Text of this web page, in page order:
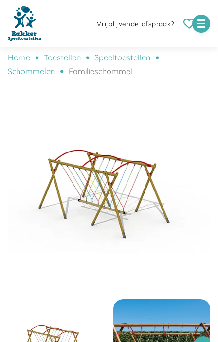
Vrijblijvende afspraak?
Home Toestellen
Speeltoestellen
Schommelen
Familieschommel